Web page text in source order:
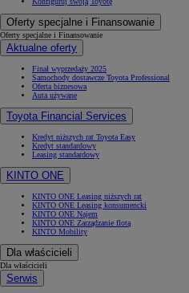
Oferty specjalne i Finansowanie
Oferty specjalne i Finansowanie
Aktualne oferty
Finał wyprzedaży 2025
Samochody dostawcze Toyota Professional
Oferta biznesowa
Auta używane
Toyota Financial Services
Kredyt niższych rat Toyota Easy
Kredyt standardowy
Leasing standardowy
KINTO ONE
KINTO ONE Leasing niższych rat
KINTO ONE Leasing konsumencki
KINTO ONE Najem
KINTO ONE Zarządzanie flotą
KINTO Mobility
Dla właścicieli
Dla właścicieli
Serwis